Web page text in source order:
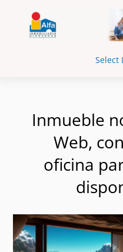
Select
Inmueble
Web,
oficina